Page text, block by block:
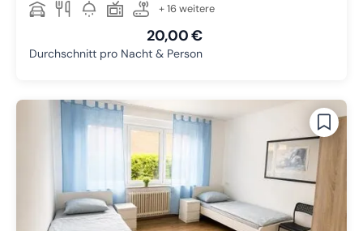
+ 16 weitere
20,00 €
Durchschnitt pro Nacht & Person